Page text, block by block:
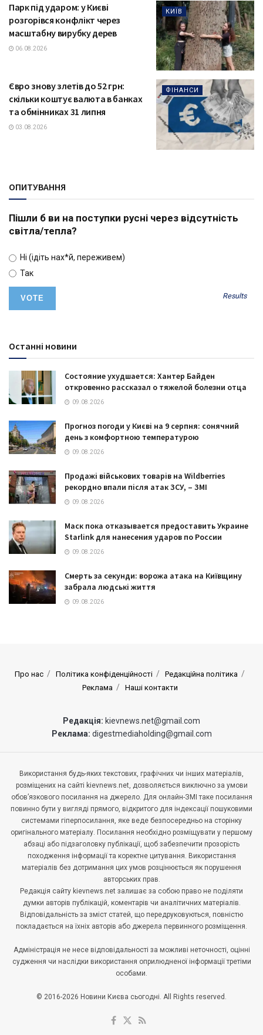
КИЇВ
Парк під ударом: у Києві
розгорівся конфлікт через
масштабну вирубку дерев
06.08.2026
ФІНАНСИ
Євро знову злетів до 52 грн:
скільки коштує валюта в банках
та обмінниках 31 липня
03.08.2026
ОПИТУВАННЯ
Пішли б ви на поступки русні через відсутність
світла/тепла?
Ні (ідіть нах*й, переживем)
Так
Results
Останні новини
Состояние ухудшается: Хантер Байден
откровенно рассказал о тяжелой болезни отца
09.08.2026
Прогноз погоди у Києві на 9 серпня: сонячний
день з комфортною температурою
09.08.2026
Продажі військових товарів на Wildberries
рекордно впали після атак ЗСУ, – ЗМІ
09.08.2026
Маск пока отказывается предоставить Украине
Starlink для нанесения ударов по России
09.08.2026
Смерть за секунди: ворожа атака на Київщину
забрала людські життя
09.08.2026
Про нас Політика конфіденційності
Редакційна політика
Реклама
Наші контакти
Редакція: kievnews.net@gmail.com
Реклама: digestmediaholding@gmail.com
Використання будь-яких текстових, графічних чи інших матеріалів,
розміщених на сайті kievnews.net, дозволяється виключно за умови
обов’язкового посилання на джерело. Для онлайн-ЗМІ таке посилання
повинно бути у вигляді прямого, відкритого для індексації пошуковими
системами гіперпосилання, яке веде безпосередньо на сторінку
оригінального матеріалу. Посилання необхідно розміщувати у першому
абзаці або підзаголовку публікації, щоб забезпечити прозорість
походження інформації та коректне цитування. Використання
матеріалів без дотримання цих умов розцінюється як порушення
авторських прав.
Редакція сайту kievnews.net залишає за собою право не поділяти
думки авторів публікацій, коментарів чи аналітичних матеріалів.
Відповідальність за зміст статей, що передруковуються, повністю
покладається на їхніх авторів або джерела первинного розміщення.
Адміністрація не несе відповідальності за можливі неточності, оцінні
судження чи наслідки використання оприлюдненої інформації третіми
особами.
© 2016-2026 Новини Києва сьогодні. All Rights reserved.